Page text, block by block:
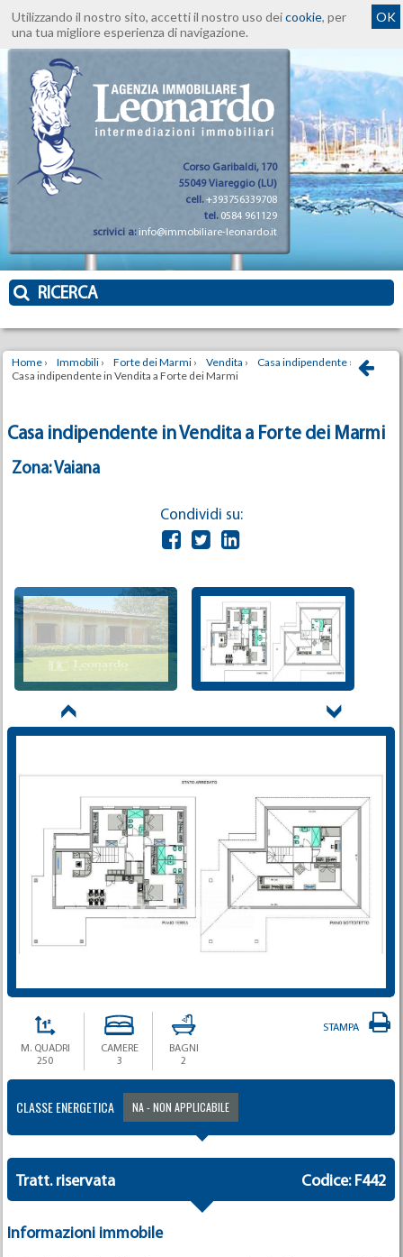
Utilizzando il nostro sito, accetti il nostro uso deicookie, per
una tua migliore esperienza di navigazione.
OK
Corso Garibaldi, 170
55049 Viareggio (LU)
cell.+393756339708
tel. 0584 961129
scrivici a: info@immobiliare-leonardo.it
RICERCA
Home › Immobili › Forte dei Marmi › Vendita › Casa indipendente ›
Casa indipendente in Vendita a Forte dei Marmi
Casa indipendente in Vendita a Forte dei Marmi
Zona: Vaiana
Condividi su:
M. QUADRI
250
CAMERE
3
BAGNI
2
STAMPA
CLASSE ENERGETICA NA - NON APPLICABILE
Tratt. riservata Codice: F442
Informazioni immobile